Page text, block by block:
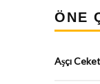
ÖNE
Aşçı